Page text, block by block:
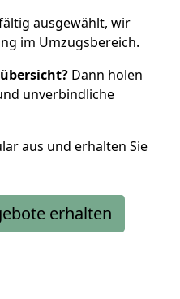
ausgewählt, wir
im Umzugsbereich.
Dann holen
unverbindliche
aus und erhalten Sie
erhalten